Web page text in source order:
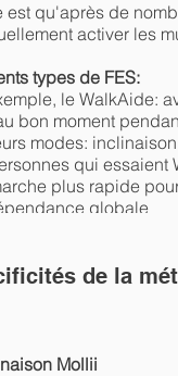
est qu'après de
activer les
types de FES:
le WalkAide:
bon moment
modes:
qui essaient
plus rapide
globale
de la
Mollii